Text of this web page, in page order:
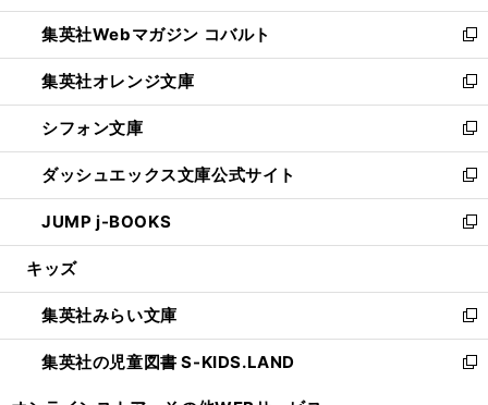
開
く
ウ
で
開
く
ン
ド
ウ
で
開
く
ウ
ィ
ン
ド
ウ
で
開
く
集英社Webマガジン コバルト
新
し
い
ウ
ィ
ン
ド
ウ
で
開
集英社オレンジ文庫
新
し
い
ウ
ィ
ン
ド
ウ
開
く
シフォン文庫
新
し
い
ウ
ィ
ン
ウ
で
開
く
ダッシュエックス文庫公式サイト
新
し
い
ウ
ン
ド
ウ
で
JUMP j-BOOKS
新
し
ウ
ィ
ン
ド
キッズ
集英社みらい文庫
新
し
い
集英社の児童図書 S-KIDS.LAND
新